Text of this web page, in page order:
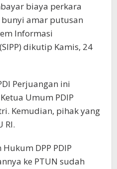
biaya perkara
bunyi amar putusan
Informasi
dikutip Kamis, 24
Perjuangan ini
Umum PDIP
Kemudian, pihak yang
RI.
DPP PDIP
ke PTUN sudah